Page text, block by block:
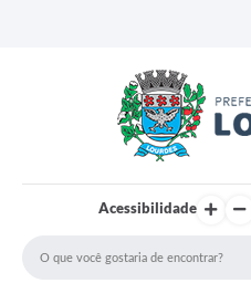
Acessibilidade